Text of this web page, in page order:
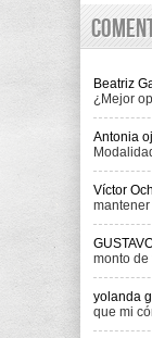
Beatriz
¿Mejor
Antonia
Víctor
monto
yolanda
que mi